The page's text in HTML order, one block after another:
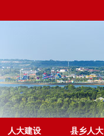
人大建设 县乡人大